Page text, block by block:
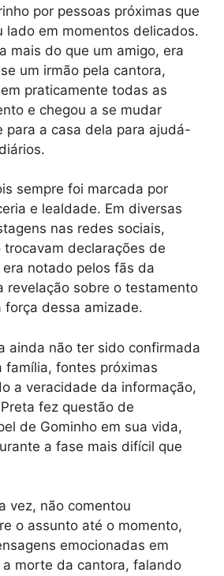
por pessoas próximas que
lado em momentos delicados.
mais do que um amigo, era
um irmão pela cantora,
praticamente todas as
e chegou a se mudar
para a casa dela para ajudá-
sempre foi marcada por
e lealdade. Em diversas
nas redes sociais,
trocavam declarações de
notado pelos fãs da
revelação sobre o testamento
força dessa amizade.
ainda não ter sido confirmada
família, fontes próximas
a veracidade da informação,
fez questão de
de Gominho em sua vida,
a fase mais difícil que
vez, não comentou
o assunto até o momento,
emocionadas em
morte da cantora, falando